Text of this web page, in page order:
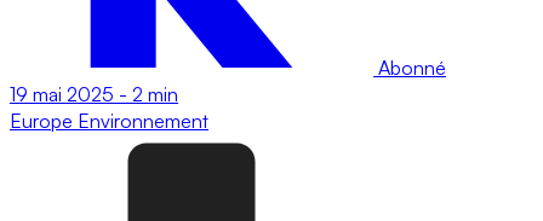
Abonné
19 mai 2025 - 2 min
Europe Environnement